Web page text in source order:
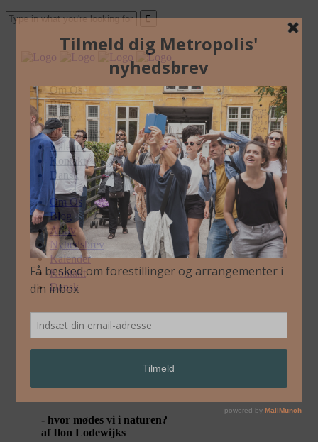
Om Os
Blog
Arkiv
Nyhedsbrev
Kalender
Kontakt
Dansk
Om Os
Blog
Arkiv
Nyhedsbrev
Kalender
Kontakt
Dansk
MØDESTEDER I DET FRI
- hvor mødes vi i naturen?
af Ilon Lodewijks